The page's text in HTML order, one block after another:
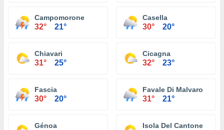
Campomorone
32° 21°
Casella
30° 20°
Chiavari
31° 25°
Cicagna
32° 23°
Fascia
30° 20°
Favale Di Malvaro
31° 21°
Génoa Isola Del Cantone